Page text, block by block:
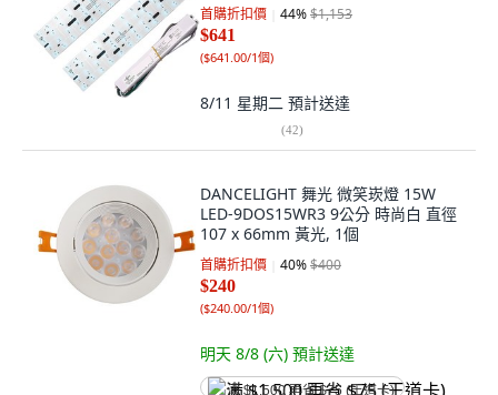
首購折扣價 44%$1,153
$641
($641.00/1個)
8/11 星期二 預計送達
(42)
DANCELIGHT 舞光 微笑崁燈 15W
LED-9DOS15WR3 9公分 時尚白 直徑
107 x 66mm 黃光, 1個
首購折扣價 40%$400
$240
($240.00/1個)
明天 8/8 (六) 預計送達
满 $1,500 再省 $75 (王道卡)